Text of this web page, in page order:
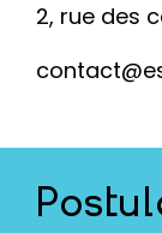
2, rue des